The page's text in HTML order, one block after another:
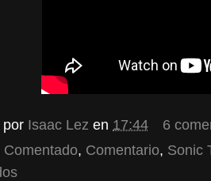
por Isaac Lez en 17:44
6
Comentado, Comentario, Sonic